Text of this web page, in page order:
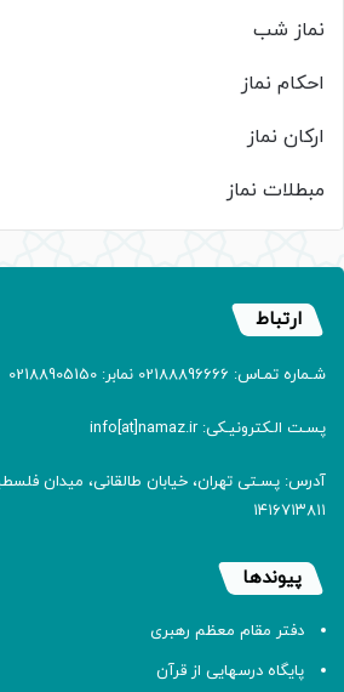
نماز شب
احکام نماز
ارکان نماز
مبطلات نماز
ارتباط
شـماره تمـاس: 02188896666 نمابر: 02188905150
پسـت الـکترونیـکی: info[at]namaz.ir
۱۴۱۶۷۱۳۸۱۱
پیوندها
دفتر مقام معظم رهبری
پایگاه درسهایی از قرآن